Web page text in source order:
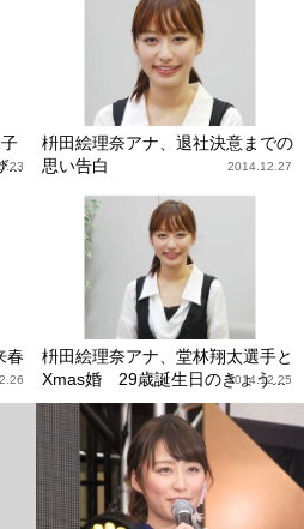
...
枡田絵理奈アナ、退社決意までの
思い告白
2014.12.27
春
枡田絵理奈アナ、堂林翔太選手と
Xmas婚 29歳誕生日のきょう...
2014.12.25